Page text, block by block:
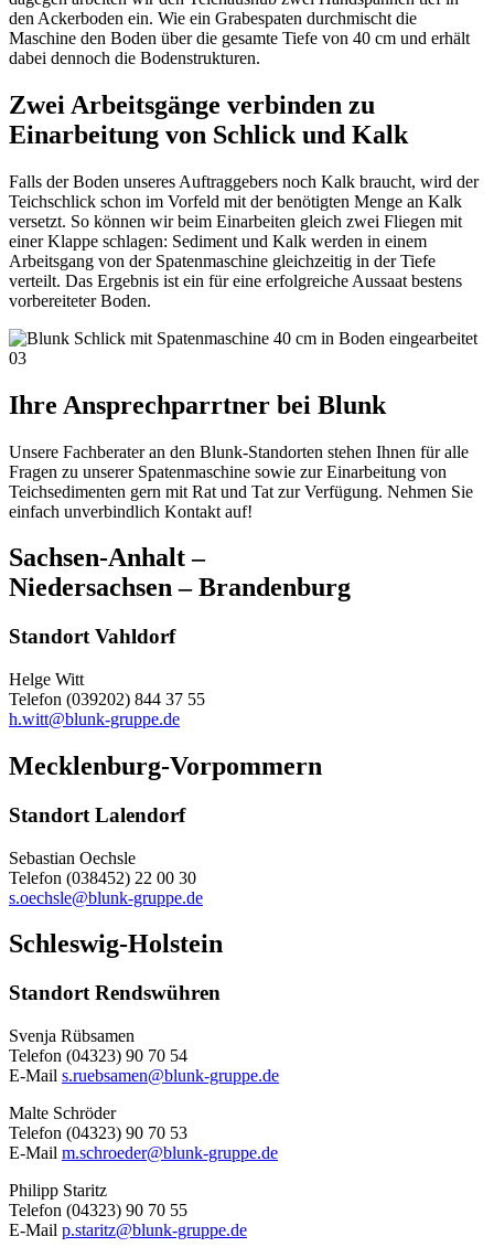
den Ackerboden ein. Wie ein Grabespaten durchmischt die
Maschine den Boden über die gesamte Tiefe von 40 cm und erhält
dabei dennoch die Bodenstrukturen.
Zwei Arbeitsgänge verbinden zu
Einarbeitung von Schlick und Kalk
Falls der Boden unseres Auftraggebers noch Kalk braucht, wird der
Teichschlick schon im Vorfeld mit der benötigten Menge an Kalk
versetzt. So können wir beim Einarbeiten gleich zwei Fliegen mit
einer Klappe schlagen: Sediment und Kalk werden in einem
Arbeitsgang von der Spatenmaschine gleichzeitig in der Tiefe
verteilt. Das Ergebnis ist ein für eine erfolgreiche Aussaat bestens
vorbereiteter Boden.
Ihre Ansprechparrtner bei Blunk
Unsere Fachberater an den Blunk-Standorten stehen Ihnen für alle
Fragen zu unserer Spatenmaschine sowie zur Einarbeitung von
Teichsedimenten gern mit Rat und Tat zur Verfügung. Nehmen Sie
einfach unverbindlich Kontakt auf!
Sachsen-Anhalt –
Niedersachsen – Brandenburg
Standort Vahldorf
Helge Witt
Telefon (039202) 844 37 55
h.witt@blunk-gruppe.de
Mecklenburg-Vorpommern
Standort Lalendorf
Sebastian Oechsle
Telefon (038452) 22 00 30
s.oechsle@blunk-gruppe.de
Schleswig-Holstein
Standort Rendswühren
Svenja Rübsamen
Telefon (04323) 90 70 54
E-Mail s.ruebsamen@blunk-gruppe.de
Malte Schröder
Telefon (04323) 90 70 53
E-Mail m.schroeder@blunk-gruppe.de
Philipp Staritz
Telefon (04323) 90 70 55
E-Mail p.staritz@blunk-gruppe.de